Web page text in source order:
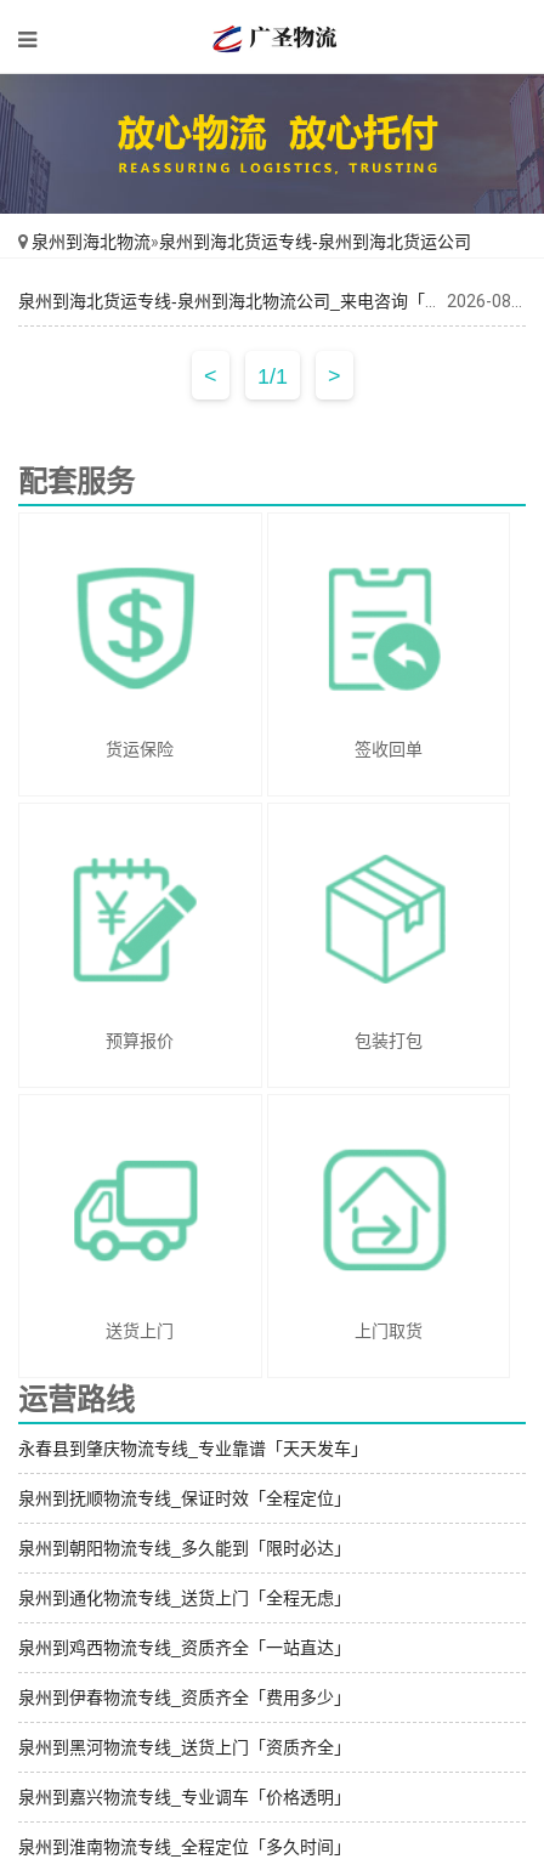
泉州到海北物流»泉州到海北货运专线-泉州到海北货运公司
< 1/1 >
配套服务
货运保险 签收回单
预算报价 包装打包
送货上门 上门取货
运营路线
永春县到肇庆物流专线_专业靠谱「天天发车」
泉州到抚顺物流专线_保证时效「全程定位」
泉州到朝阳物流专线_多久能到「限时必达」
泉州到通化物流专线_送货上门「全程无虑」
泉州到鸡西物流专线_资质齐全「一站直达」
泉州到伊春物流专线_资质齐全「费用多少」
泉州到黑河物流专线_送货上门「资质齐全」
泉州到嘉兴物流专线_专业调车「价格透明」
泉州到淮南物流专线_全程定位「多久时间」